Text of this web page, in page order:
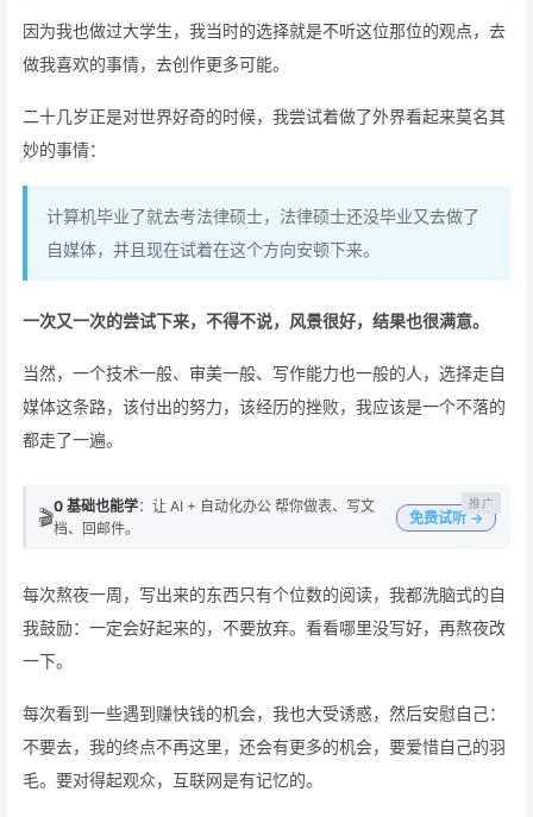
因为我也做过大学生，我当时的选择就是不听这位那位的观点，去
做我喜欢的事情，去创作更多可能。
二十几岁正是对世界好奇的时候，我尝试着做了外界看起来莫名其
妙的事情：
计算机毕业了就去考法律硕士，法律硕士还没毕业又去做了
自媒体，并且现在试着在这个方向安顿下来。
一次又一次的尝试下来，不得不说，风景很好，结果也很满意。
当然，一个技术一般、审美一般、写作能力也一般的人，选择走自
媒体这条路，该付出的努力，该经历的挫败，我应该是一个不落的
都走了一遍。
🎬0 基础也能学：让 AI + 自动化办公 帮你做表、写文
档、回邮件。
免费试听 →
每次熬夜一周，写出来的东西只有个位数的阅读，我都洗脑式的自
我鼓励：一定会好起来的，不要放弃。看看哪里没写好，再熬夜改
一下。
每次看到一些遇到赚快钱的机会，我也大受诱惑，然后安慰自己：
不要去，我的终点不再这里，还会有更多的机会，要爱惜自己的羽
毛。要对得起观众，互联网是有记忆的。